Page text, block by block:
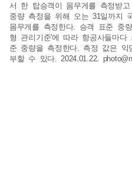
서 한 탑승객이 몸무게를 측정받
중량 측정을 위해 오는 31일까지
몸무게를 측정한다. 승객 표준 중
형 관리기준'에 따라 항공사들마
준 중량을 측정한다. 측정 값은 익
부할 수 있다. 2024.01.22.